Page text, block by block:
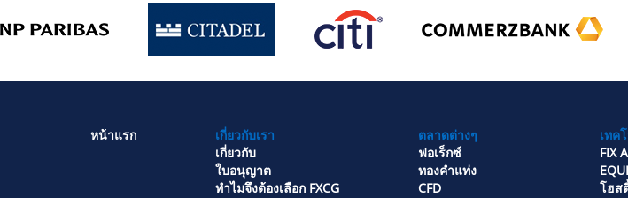
หน้าแรก
เกี่ยวกับเรา
เกี่ยวกับ
ใบอนุญาต
ทำไมจึงต้องเลือก FXCG
ตลาดต่างๆ
ฟอเร็กซ์
ทองคำแท่ง
CFD
เทค
FIX
โฮส